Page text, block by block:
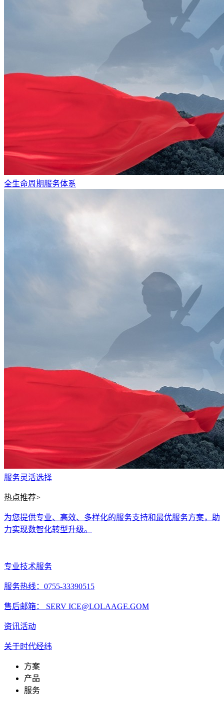
全生命周期服务体系
服务灵活选择
热点推荐>
为您提供专业、高效、多样化的服务支持和最优服务方案，助
力实现数智化转型升级。
专业技术服务
服务热线：0755-33390515
售后邮箱： SERV ICE@LOLAAGE.GOM
资讯活动
关于时代经纬
方案
产品
服务